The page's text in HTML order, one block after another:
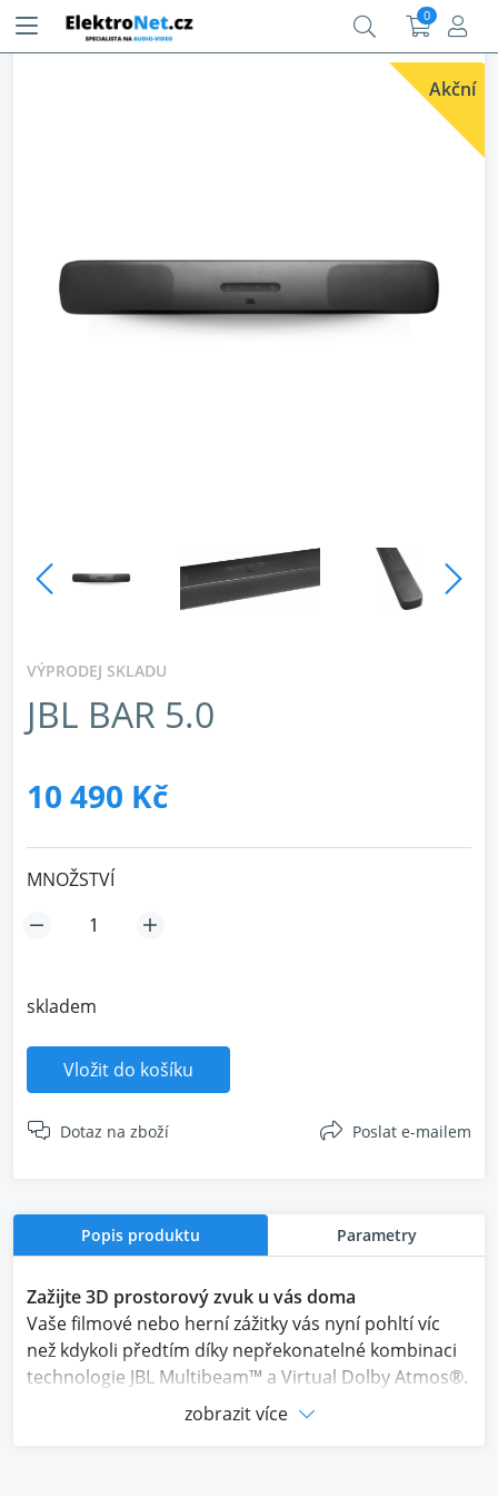
0
VÝPRODEJ SKLADU
JBL BAR 5.0
10 490 Kč
MNOŽSTVÍ
skladem
Vložit do košíku
Dotaz na zboží Poslat e-mailem
Akční
Popis produktu Parametry
Zažijte 3D prostorový zvuk u vás doma
Vaše filmové nebo herní zážitky vás nyní pohltí víc
než kdykoli předtím díky nepřekonatelné kombinaci
technologie JBL Multibeam™ a Virtual Dolby Atmos®.
Ucítíte zvuk všude kolem vás a ocitnete se uprostřed
zobrazit více